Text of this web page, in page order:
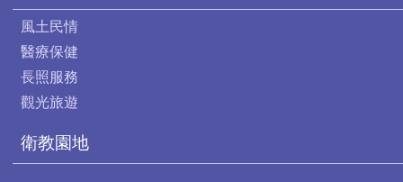
風土民情
醫療保健
長照服務
觀光旅遊
衛教園地